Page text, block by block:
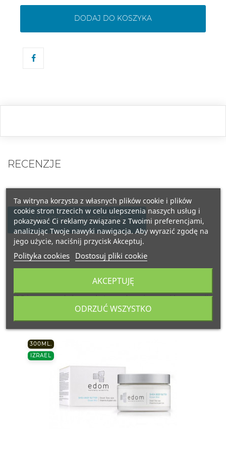
DODAJ DO KOSZYKA
RECENZJE
NAPISZ SWOJĄ RECENZJĘ
16 inne produkty należące do tej samej kategorii:
300ML.
IZRAEL
Ta witryna korzysta z własnych plików cookie i plików
cookie stron trzecich w celu ulepszenia naszych usług i
pokazywać Ci reklamy związane z Twoimi preferencjami,
analizując Twoje nawyki nawigacja. Aby wyrazić zgodę na
jego użycie, naciśnij przycisk Akceptuj.
Polityka cookies Dostosuj pliki cookie
ODRZUĆ WSZYSTKO
AKCEPTUJĘ